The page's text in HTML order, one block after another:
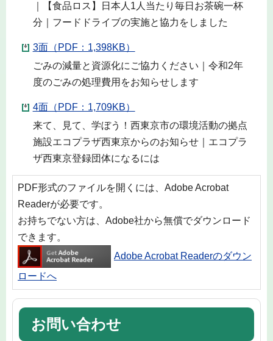
｜【食品ロス】日本人1人当たり毎日お茶碗一杯
分｜フードドライブの実施と協力をしました
3面（PDF：1,398KB）
ごみの減量と資源化にご協力ください｜令和2年
度のごみの処理費用をお知らせします
4面（PDF：1,709KB）
来て、見て、学ぼう！西東京市の環境活動の拠点
施設エコプラザ西東京からのお知らせ｜エコプラ
ザ西東京登録団体になるには
PDF形式のファイルを開くには、Adobe Acrobat
Readerが必要です。
お持ちでない方は、Adobe社から無償でダウンロード
できます。
Adobe Acrobat Readerのダウン
ロードへ
お問い合わせ